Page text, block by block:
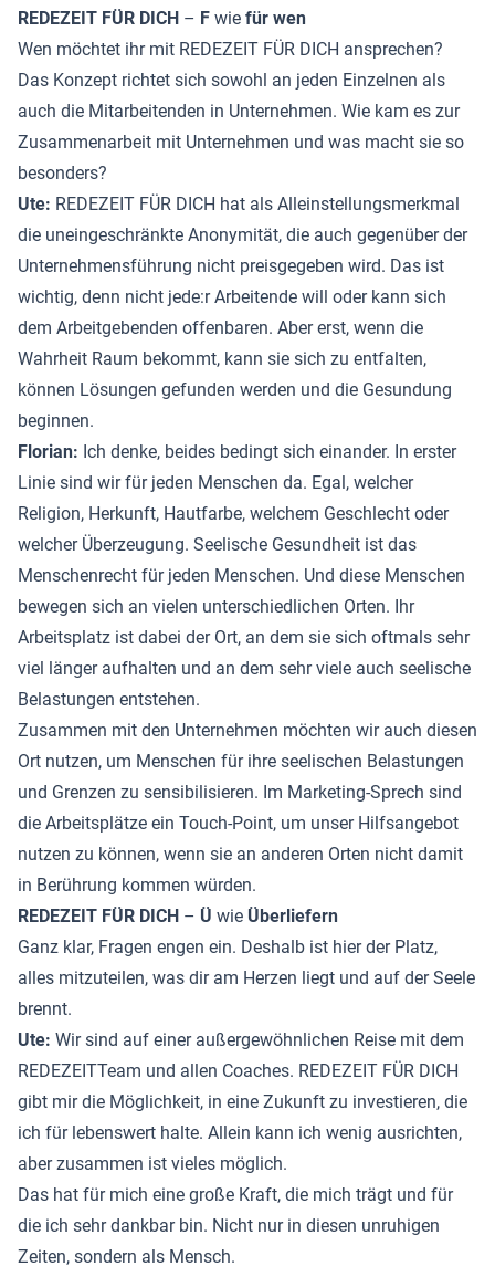
REDEZEIT FÜR DICH – F wie für wen
Wen möchtet ihr mit REDEZEIT FÜR DICH ansprechen?
Das Konzept richtet sich sowohl an jeden Einzelnen als
auch die Mitarbeitenden in Unternehmen. Wie kam es zur
Zusammenarbeit mit Unternehmen und was macht sie so
besonders?
Ute: REDEZEIT FÜR DICH hat als Alleinstellungsmerkmal
die uneingeschränkte Anonymität, die auch gegenüber der
Unternehmensführung nicht preisgegeben wird. Das ist
wichtig, denn nicht jede:r Arbeitende will oder kann sich
dem Arbeitgebenden offenbaren. Aber erst, wenn die
Wahrheit Raum bekommt, kann sie sich zu entfalten,
können Lösungen gefunden werden und die Gesundung
beginnen.
Florian: Ich denke, beides bedingt sich einander. In erster
Linie sind wir für jeden Menschen da. Egal, welcher
Religion, Herkunft, Hautfarbe, welchem Geschlecht oder
welcher Überzeugung. Seelische Gesundheit ist das
Menschenrecht für jeden Menschen. Und diese Menschen
bewegen sich an vielen unterschiedlichen Orten. Ihr
Arbeitsplatz ist dabei der Ort, an dem sie sich oftmals sehr
viel länger aufhalten und an dem sehr viele auch seelische
Belastungen entstehen.
Zusammen mit den Unternehmen möchten wir auch diesen
Ort nutzen, um Menschen für ihre seelischen Belastungen
und Grenzen zu sensibilisieren. Im Marketing-Sprech sind
die Arbeitsplätze ein Touch-Point, um unser Hilfsangebot
nutzen zu können, wenn sie an anderen Orten nicht damit
in Berührung kommen würden.
REDEZEIT FÜR DICH – Ü wie Überliefern
Ganz klar, Fragen engen ein. Deshalb ist hier der Platz,
alles mitzuteilen, was dir am Herzen liegt und auf der Seele
brennt.
Ute: Wir sind auf einer außergewöhnlichen Reise mit dem
REDEZEITTeam und allen Coaches. REDEZEIT FÜR DICH
gibt mir die Möglichkeit, in eine Zukunft zu investieren, die
ich für lebenswert halte. Allein kann ich wenig ausrichten,
aber zusammen ist vieles möglich.
Das hat für mich eine große Kraft, die mich trägt und für
die ich sehr dankbar bin. Nicht nur in diesen unruhigen
Zeiten, sondern als Mensch.